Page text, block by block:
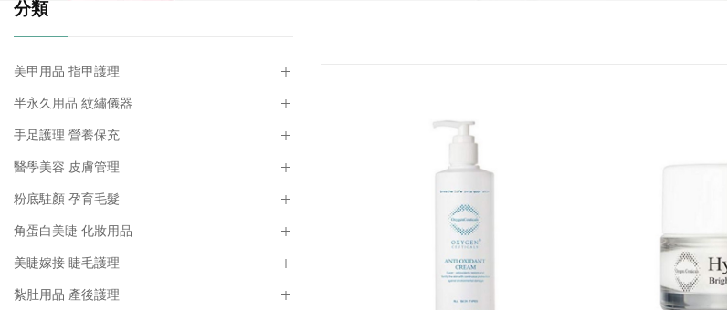
分類
美甲用品 指甲護理
半永久用品 紋繡儀器
手足護理 營養保充
醫學美容 皮膚管理
粉底駐顏 孕育毛髮
角蛋白美睫 化妝用品
美睫嫁接 睫毛護理
紮肚用品 產後護理